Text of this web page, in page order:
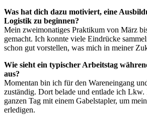
Was hat dich dazu motiviert, eine
Logistik zu beginnen?
Mein zweimonatiges Praktikum von März
gemacht. Ich konnte viele Eindrücke
schon gut vorstellen, was mich in meiner
Wie sieht ein typischer Arbeitstag
aus?
Momentan bin ich für den Wareneingang
zuständig. Dort belade und entlade ich Lkw.
ganzen Tag mit einem Gabelstapler, um
erledigen.